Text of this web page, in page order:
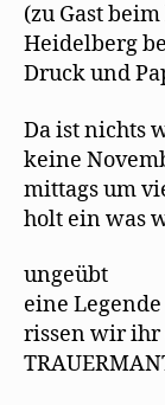
(zu Gast
Heidelberg
Druck und
Da ist nichts
keine
mittags um
holt ein was
ungeübt
eine
rissen wir ihr